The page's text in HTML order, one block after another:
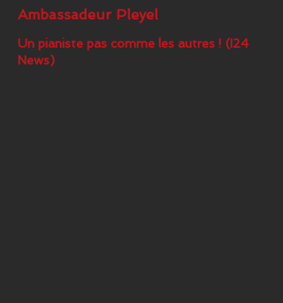
Ambassadeur Pleyel
Un pianiste pas comme les autres ! (I24
News)